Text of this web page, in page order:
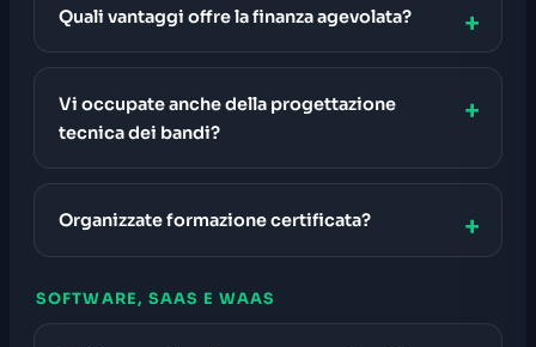
Quali vantaggi offre la finanza agevolata?
Vi occupate anche della progettazione
tecnica dei bandi?
Organizzate formazione certificata?
SOFTWARE, SAAS E WAAS